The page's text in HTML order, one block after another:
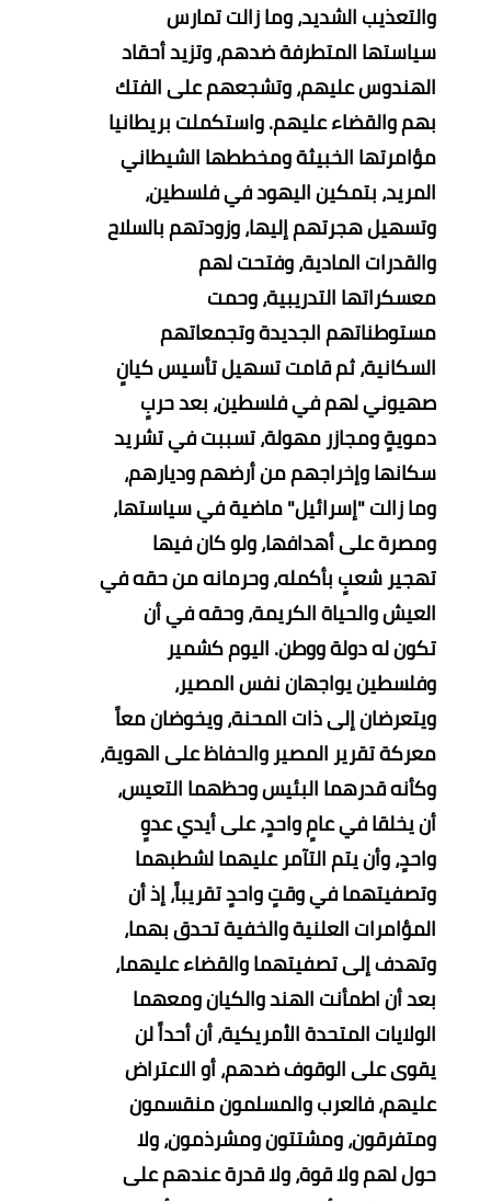
والتعذيب الشديد، وما زالت تمارس
سياستها المتطرفة ضدهم، وتزيد أحقاد
الهندوس عليهم، وتشجعهم على الفتك
بهم والقضاء عليهم.واستكملت بريطانيا
مؤامرتها الخبيثة ومخططها الشيطاني
المريد، بتمكين اليهود في فلسطين،
وتسهيل هجرتهم إليها، وزودتهم بالسلاح
والقدرات المادية، وفتحت لهم
معسكراتها التدريبية، وحمت
مستوطناتهم الجديدة وتجمعاتهم
السكانية، ثم قامت تسهيل تأسيس كيانٍ
صهيوني لهم في فلسطين، بعد حربٍ
دمويةٍ ومجازر مهولة، تسببت في تشريد
سكانها وإخراجهم من أرضهم وديارهم،
وما زالت "إسرائيل" ماضية في سياستها،
ومصرة على أهدافها، ولو كان فيها
تهجير شعبٍ بأكمله، وحرمانه من حقه في
العيش والحياة الكريمة، وحقه في أن
تكون له دولة ووطن.اليوم كشمير
وفلسطين يواجهان نفس المصير،
ويتعرضان إلى ذات المحنة، ويخوضان معاً
معركة تقرير المصير والحفاظ على الهوية،
وكأنه قدرهما البئيس وحظهما التعيس،
أن يخلقا في عامٍ واحدٍ، على أيدي عدوٍ
واحدٍ، وأن يتم التآمر عليهما لشطبهما
وتصفيتهما في وقتٍ واحدٍ تقريباً، إذ أن
المؤامرات العلنية والخفية تحدق بهما،
وتهدف إلى تصفيتهما والقضاء عليهما،
بعد أن اطمأنت الهند والكيان ومعهما
الولايات المتحدة الأمريكية، أن أحداً لن
يقوى على الوقوف ضدهم، أو الاعتراض
عليهم، فالعرب والمسلمون منقسمون
ومتفرقون، ومشتتون ومشرذمون، ولا
حول لهم ولا قوة، ولا قدرة عندهم على